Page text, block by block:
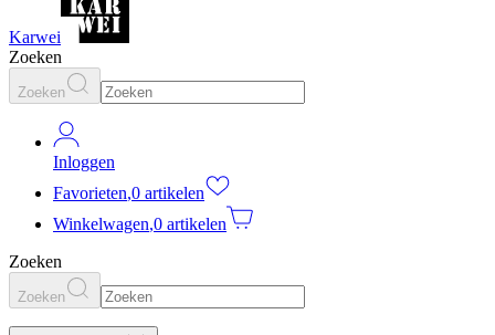
Karwei
Zoeken
Zoeken
Inloggen
Favorieten,0 artikelen
Winkelwagen,0 artikelen
Zoeken
Zoeken